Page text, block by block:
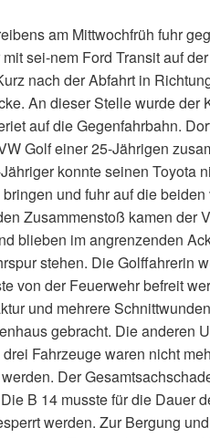
am Mittwochfrüh fuhr
sei-nem Ford Transit auf
nach der Abfahrt in
An dieser Stelle wurde der
auf die Gegenfahrbahn.
Golf einer 25-Jährigen
konnte seinen Toyota
und fuhr auf die
Zusammenstoß kamen der
blieben im angrenzenden
stehen. Die Golffahrerin
von der Feuerwehr befreit
und mehrere
gebracht. Die anderen
Fahrzeuge waren nicht
Der
B 14 musste für die Dauer
werden. Zur Bergung